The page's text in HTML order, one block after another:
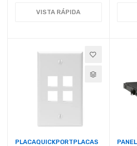
VISTA RÁPIDA
PLACAQUICKPORTPLACAS